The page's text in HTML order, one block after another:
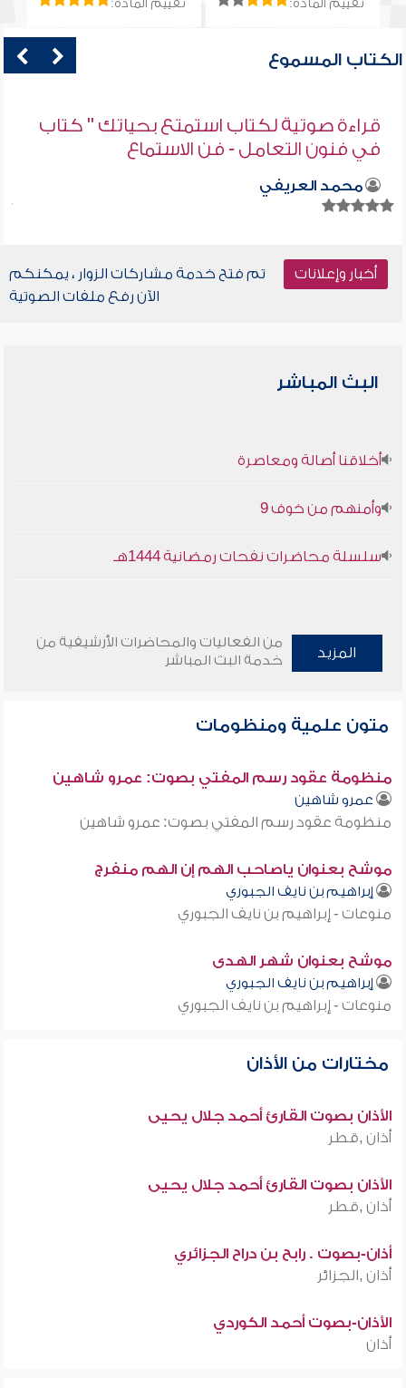
تقييم المادة: تقييم المادة:
الكتاب المسموع
قراءة صوتية لكتاب استمتع بحياتك " كتاب
في فنون التعامل - فن الاستماع
محمد العريفي
أخبار وإعلانات
تم فتح خدمة مشاركات الزوار ، يمكنكم
الآن رفع ملفات الصوتية
البث المباشر
أخلاقنا أصالة ومعاصرة
وأمنهم من خوف 9
سلسلة محاضرات نفحات رمضانية 1444هـ
المزيد
من الفعاليات والمحاضرات الأرشيفية من
خدمة البث المباشر
متون علمية ومنظومات
منظومة عقود رسم المفتي بصوت: عمرو شاهين
عمرو شاهين
منظومة عقود رسم المفتي بصوت: عمرو شاهين
موشح بعنوان ياصاحب الهم إن الهم منفرج
إبراهيم بن نايف الجبوري
منوعات - إبراهيم بن نايف الجبوري
موشح بعنوان شهر الهدى
إبراهيم بن نايف الجبوري
منوعات - إبراهيم بن نايف الجبوري
مختارات من الأذان
الأذان بصوت القارئ أحمد جلال يحيى
أذان ,قطر
الأذان بصوت القارئ أحمد جلال يحيى
أذان ,قطر
أذان-بصوت . رابح بن دراح الجزائري
أذان ,الجزائر
الأذان-بصوت أحمد الكوردي
أذان